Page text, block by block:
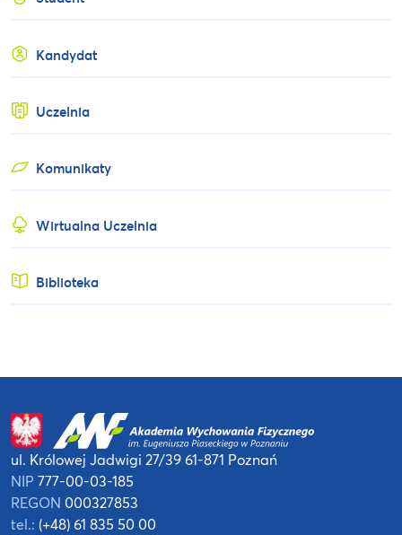
Kandydat
Uczelnia
Komunikaty
Wirtualna Uczelnia
Biblioteka
ul. Królowej Jadwigi 27/3961-871 Poznań
NIP 777-00-03-185
REGON 000327853
tel.: (+48) 61 835 50 00